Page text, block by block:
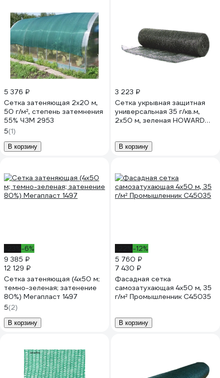
5 376 ₽
Сетка затеняющая 2x20 м,
50 г/м², степень затемнения
55% ЧЗМ 2953
5(1)
В корзину
3 223 ₽
Сетка укрывная защитная
универсальная 35 г/кв.м,
2x50 м, зеленая HOWARD
В корзину
-6%
9 385 ₽
12 129 ₽
Сетка затеняющая (4х50 м;
темно-зеленая; затенение
80%) Мегапласт 1497
5(2)
В корзину
-12%
5 760 ₽
7 430 ₽
Фасадная сетка
самозатухающая 4x50 м, 35
г/м² Промышленник С45035
В корзину